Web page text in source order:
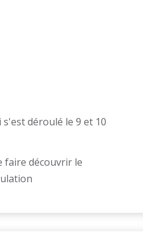
déroulé le 9 et 10
faire découvrir le